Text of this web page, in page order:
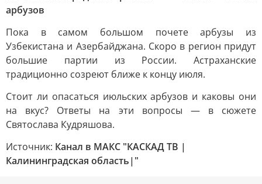
арбузов
Пока в самом большом почете арбузы из
Узбекистана и Азербайджана. Скоро в регион придут
большие партии из России. Астраханские
традиционно созреют ближе к концу июля.
Стоит ли опасаться июльских арбузов и каковы они
на вкус? Ответы на эти вопросы — в сюжете
Святослава Кудряшова.
Источник: Канал в МАКС "КАСКАД ТВ |
Калининградская область|"